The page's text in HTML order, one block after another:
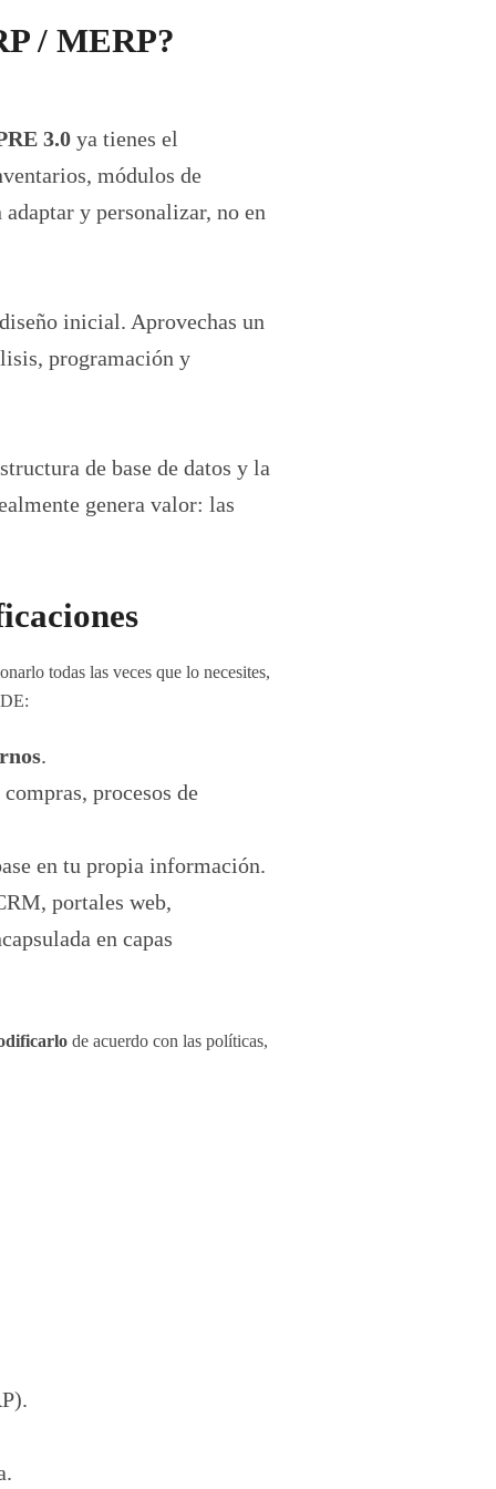
/ MERP?
3.0 ya tienes el
módulos de
y personalizar, no en
inicial. Aprovechas un
programación y
de base de datos y la
genera valor: las
todas las veces que lo necesites,
.
procesos de
en tu propia información.
portales web,
en capas
de acuerdo con las políticas,